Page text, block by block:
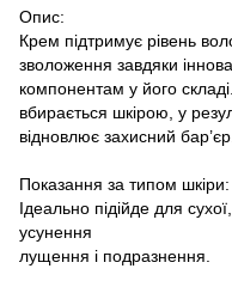
Опис:
Крем підтримує рівень
зволоження завдяки
компонентам у його
вбирається шкірою, у
відновлює захисний бар’єр.
Показання за типом шкіри:
Ідеально підійде для
усунення
лущення і подразнення.